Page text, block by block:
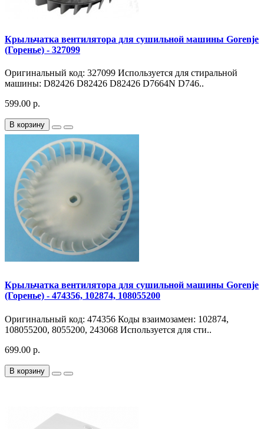
Крыльчатка вентилятора для сушильной машины Gorenje
(Горенье) - 327099
Оригинальный код: 327099 Используется для стиральной
машины: D82426 D82426 D82426 D7664N D746..
599.00 р.
В корзину
Крыльчатка вентилятора для сушильной машины Gorenje
(Горенье) - 474356, 102874, 108055200
Оригинальный код: 474356 Коды взаимозамен: 102874,
108055200, 8055200, 243068 Используется для сти..
699.00 р.
В корзину